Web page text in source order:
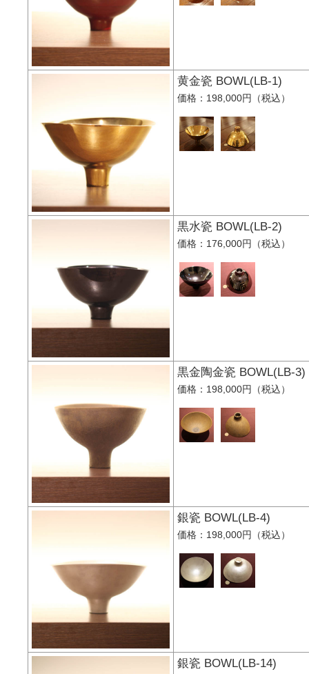
黄金瓷 BOWL(LB-
価格：198,000円（税込）
黒水瓷 BOWL(LB-
価格：176,000円（税込）
黒金陶金瓷
価格：198,000円（税込）
銀瓷 BOWL(LB-4)
価格：198,000円（税込）
銀瓷 BOWL(LB-